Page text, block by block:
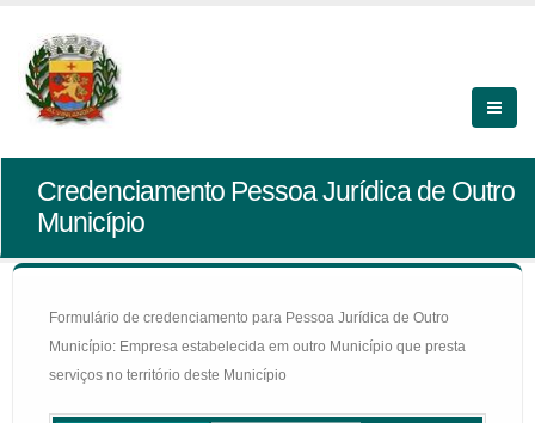
Credenciamento Pessoa Jurídica de Outro
Município
Formulário de credenciamento para Pessoa Jurídica de Outro
Município: Empresa estabelecida em outro Município que presta
serviços no território deste Município